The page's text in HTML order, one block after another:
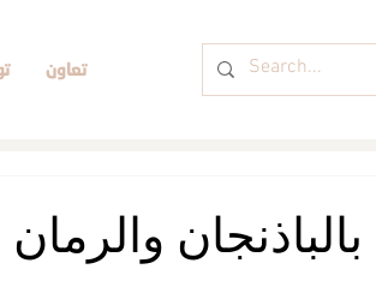
تعاون
والرمان